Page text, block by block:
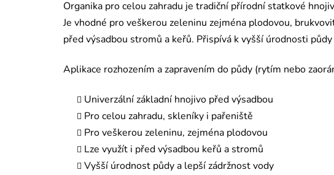
Organika pro celou zahradu je tradiční přírodní statkové
Je vhodné pro veškerou zeleninu zejména plodovou,
před výsadbou stromů a keřů. Přispívá k vyšší úrodnosti
Aplikace rozhozením a zapravením do půdy (rytím nebo
Univerzální základní hnojivo před výsadbou
Pro celou zahradu, skleníky i pařeniště
Pro veškerou zeleninu, zejména plodovou
Lze využít i před výsadbou keřů a stromů
Vyšší úrodnost půdy a lepší zádržnost vody